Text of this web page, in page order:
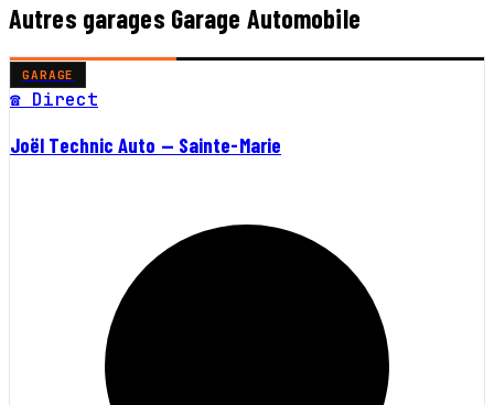
Autres garages Garage Automobile
GARAGE
☎ Direct
Joël Technic Auto — Sainte-Marie